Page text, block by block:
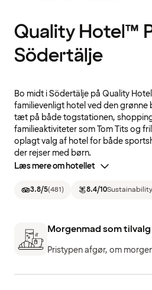
Quality Hotel™
Södertälje
Bo midt i Södertälje på Quality
familievenligt hotel ved den grønne
tæt på både togstationen,
familieaktiviteter som Tom Tits og
oplagt valg af hotel for både
der rejser med børn.
Læs mere om hotellet
3.8/5(481) 8.4/10
Morgenmad som tilvalg
Pristypen afgør, om